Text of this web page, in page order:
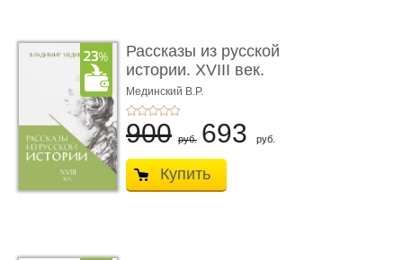
Рассказы из русской
истории. XVIII век.
Книга пер� ...
Мединский В.Р.
900 руб. 693 руб.
Купить